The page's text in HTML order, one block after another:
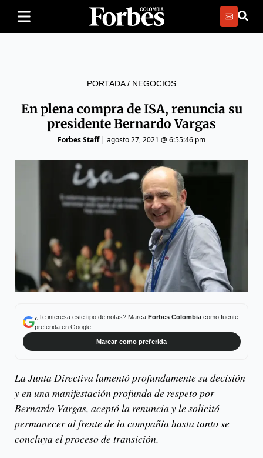
PORTADA/ NEGOCIOS
En plena compra de ISA, renuncia su
presidente Bernardo Vargas
Forbes Staff| agosto 27, 2021 @ 6:55:46 pm
¿Te interesa este tipo de notas? Marca Forbes Colombiacomo fuente
preferida en Google.
Marcar como preferida
La Junta Directiva lamentó profundamente su decisión
y en una manifestación profunda de respeto por
Bernardo Vargas, aceptó la renuncia y le solicitó
permanecer al frente de la compañía hasta tanto se
concluya el proceso de transición.